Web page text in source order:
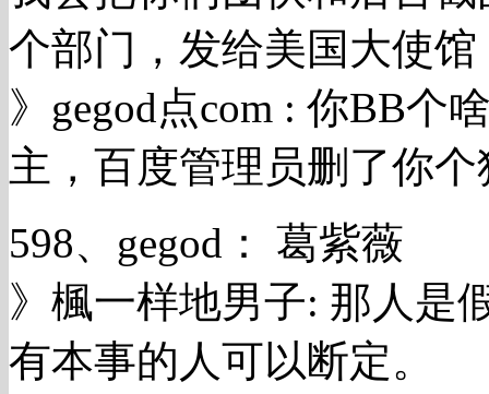
个部门，发给美国大使
》gegod点com : 你BB个
主，百度管理员删了你
598、gegod： 葛紫薇
》楓一样地男子: 那人是
有本事的人可以断定。